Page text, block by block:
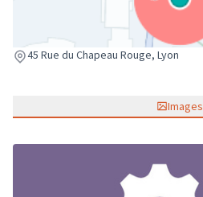
45 Rue du Chapeau Rouge, Lyon
(Lien externe)
Images